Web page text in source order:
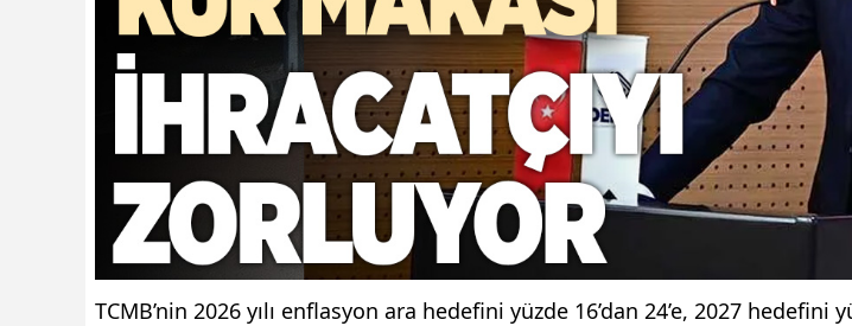
TCMB’nin 2026 yılı enflasyon ara hedefini yüzde 16’dan 24’e, 2027 hedefini